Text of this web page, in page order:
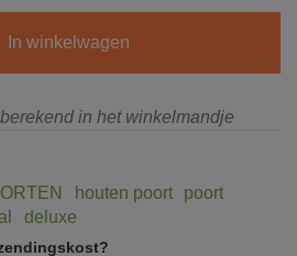
In winkelwagen
in het winkelmandje
houten poort
poort
deluxe